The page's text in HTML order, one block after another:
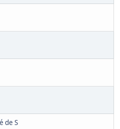
de S